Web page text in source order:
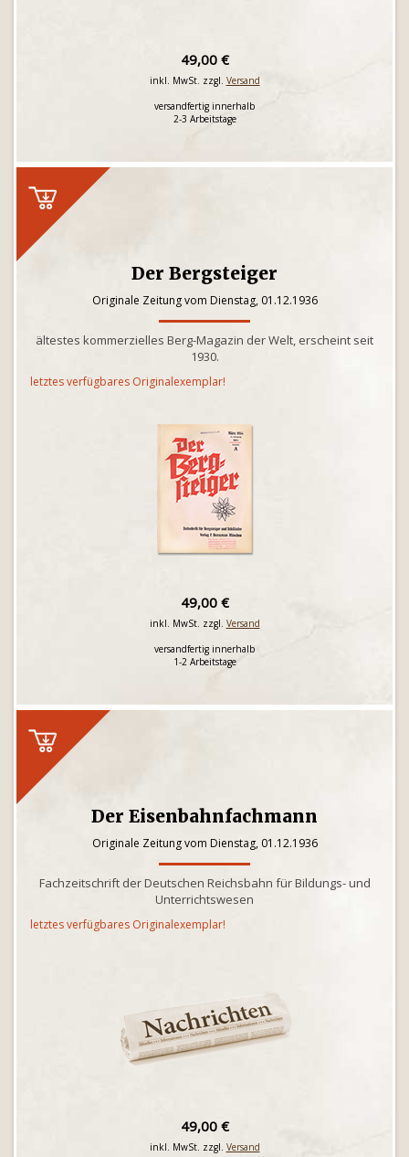
49,00 €
inkl. MwSt. zzgl. Versand
versandfertig innerhalb
2-3 Arbeitstage
Der Bergsteiger
Originale Zeitung vom Dienstag, 01.12.1936
ältestes kommerzielles Berg-Magazin der Welt, erscheint seit
1930.
letztes verfügbares Originalexemplar!
49,00 €
inkl. MwSt. zzgl. Versand
versandfertig innerhalb
1-2 Arbeitstage
Der Eisenbahnfachmann
Originale Zeitung vom Dienstag, 01.12.1936
Fachzeitschrift der Deutschen Reichsbahn für Bildungs- und
Unterrichtswesen
letztes verfügbares Originalexemplar!
49,00 €
inkl. MwSt. zzgl. Versand